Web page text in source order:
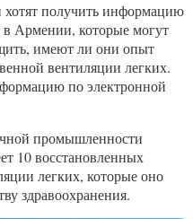
получить информацию
Армении, которые могут
имеют ли они опыт
вентиляции легких.
по электронной
промышленности
10 восстановленных
легких, которые оно
здравоохранения.